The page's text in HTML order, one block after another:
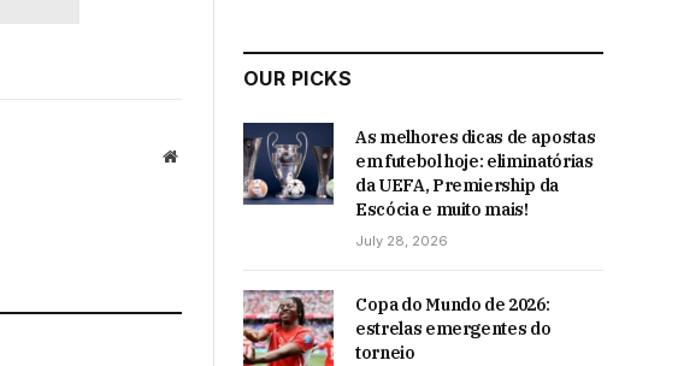
Website
OUR PICKS
As melhores dicas de apostas
em futebol hoje: eliminatórias
da UEFA, Premiership da
Escócia e muito mais!
July 28, 2026
Copa do Mundo de 2026:
estrelas emergentes do
torneio